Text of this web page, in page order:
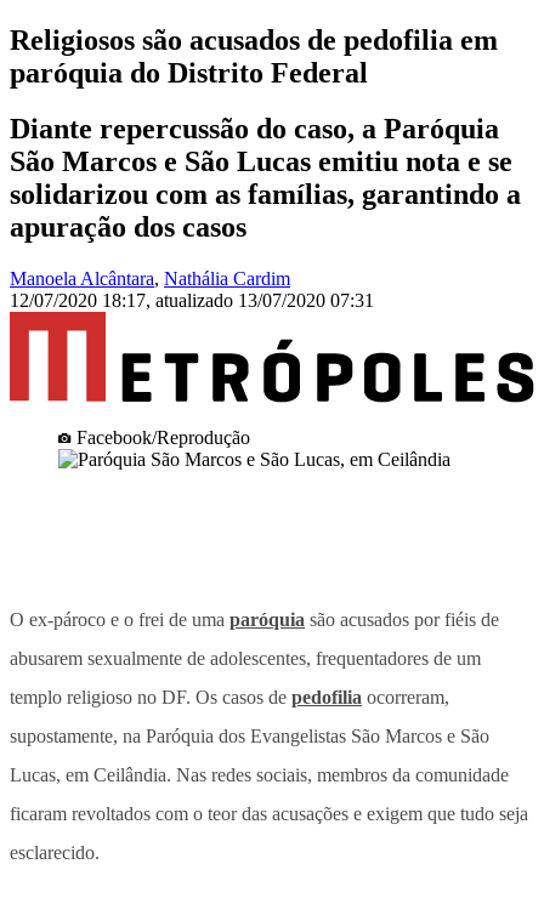
Religiosos são acusados de pedofilia em
paróquia do Distrito Federal
Diante repercussão do caso, a Paróquia
São Marcos e São Lucas emitiu nota e se
solidarizou com as famílias, garantindo a
apuração dos casos
Manoela Alcântara, Nathália Cardim
12/07/2020 18:17, atualizado 13/07/2020 07:31
Facebook/Reprodução
O ex-pároco e o frei de uma paróquia são acusados por fiéis de
abusarem sexualmente de adolescentes, frequentadores de um
templo religioso no DF. Os casos de pedofilia ocorreram,
supostamente, na Paróquia dos Evangelistas São Marcos e São
Lucas, em Ceilândia. Nas redes sociais, membros da comunidade
ficaram revoltados com o teor das acusações e exigem que tudo seja
esclarecido.